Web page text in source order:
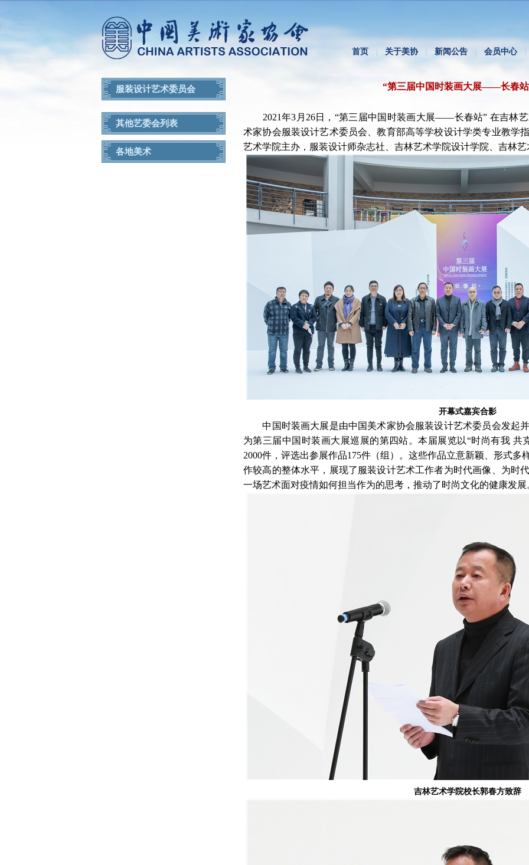
首页 关于美协 新闻公告 会员中心
服装设计艺术委员会
其他艺委会列表
各地美术
“第三届中国时装画大展——长春
2021年3月26日，“第三届中国时装画大展——长春站” 在吉林
术家协会服装设计艺术委员会、教育部高等学校设计学类专业教学
艺术学院主办，服装设计师杂志社、吉林艺术学院设计学院、吉林
开幕式嘉宾合影
中国时装画大展是由中国美术家协会服装设计艺术委员会发起
为第三届中国时装画大展巡展的第四站。本届展览以“时尚有我 共
2000件，评选出参展作品175件（组）。这些作品立意新颖、形式
作较高的整体水平，展现了服装设计艺术工作者为时代画像、为时
一场艺术面对疫情如何担当作为的思考，推动了时尚文化的健康发展
吉林艺术学院校长郭春方致辞